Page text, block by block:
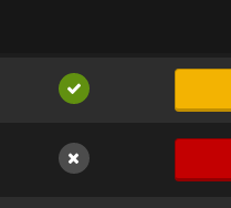
Disponible
Non disponible